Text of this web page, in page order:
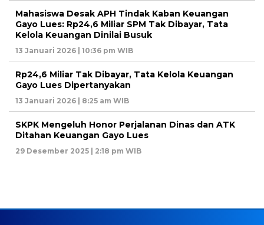
Mahasiswa Desak APH Tindak Kaban Keuangan
Gayo Lues: Rp24,6 Miliar SPM Tak Dibayar, Tata
Kelola Keuangan Dinilai Busuk
13 Januari 2026 | 10:36 pm WIB
Rp24,6 Miliar Tak Dibayar, Tata Kelola Keuangan
Gayo Lues Dipertanyakan
13 Januari 2026 | 8:25 am WIB
SKPK Mengeluh Honor Perjalanan Dinas dan ATK
Ditahan Keuangan Gayo Lues
29 Desember 2025 | 2:18 pm WIB